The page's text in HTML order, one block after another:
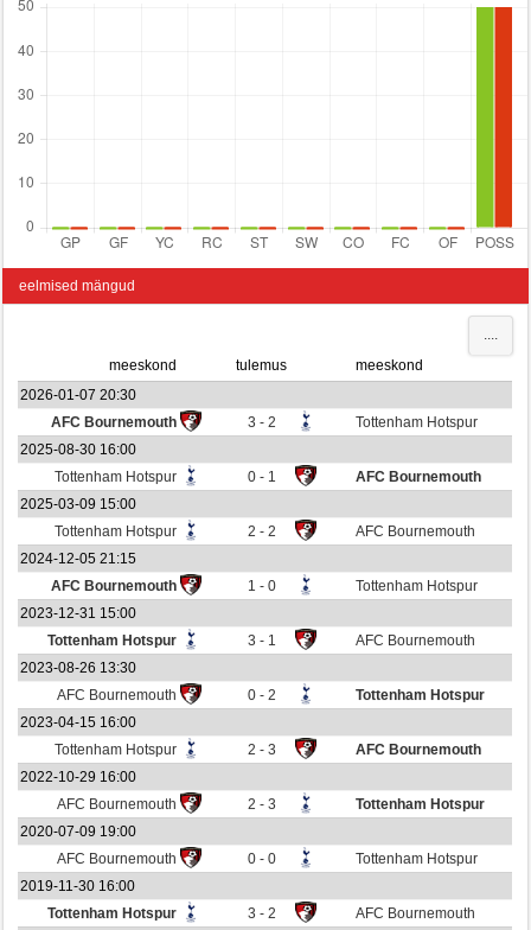
eelmised mängud
....
meeskond
tulemus
meeskond
2026-01-07 20:30
AFC Bournemouth
3 - 2
Tottenham Hotspur
2025-08-30 16:00
Tottenham Hotspur
0 - 1
AFC Bournemouth
2025-03-09 15:00
Tottenham Hotspur
2 - 2
AFC Bournemouth
2024-12-05 21:15
AFC Bournemouth
1 - 0
Tottenham Hotspur
2023-12-31 15:00
Tottenham Hotspur
3 - 1
AFC Bournemouth
2023-08-26 13:30
AFC Bournemouth
0 - 2
Tottenham Hotspur
2023-04-15 16:00
Tottenham Hotspur
2 - 3
AFC Bournemouth
2022-10-29 16:00
AFC Bournemouth
2 - 3
Tottenham Hotspur
2020-07-09 19:00
AFC Bournemouth
0 - 0
Tottenham Hotspur
2019-11-30 16:00
Tottenham Hotspur
3 - 2 AFC Bournemouth